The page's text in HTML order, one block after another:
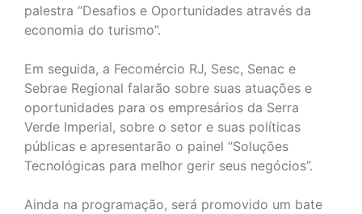
palestra “Desafios e Oportunidades através da
economia do turismo”.
Em seguida, a Fecomércio RJ, Sesc, Senac e
Sebrae Regional falarão sobre suas atuações e
oportunidades para os empresários da Serra
Verde Imperial, sobre o setor e suas políticas
públicas e apresentarão o painel “Soluções
Tecnológicas para melhor gerir seus negócios”.
Ainda na programação, será promovido um bate